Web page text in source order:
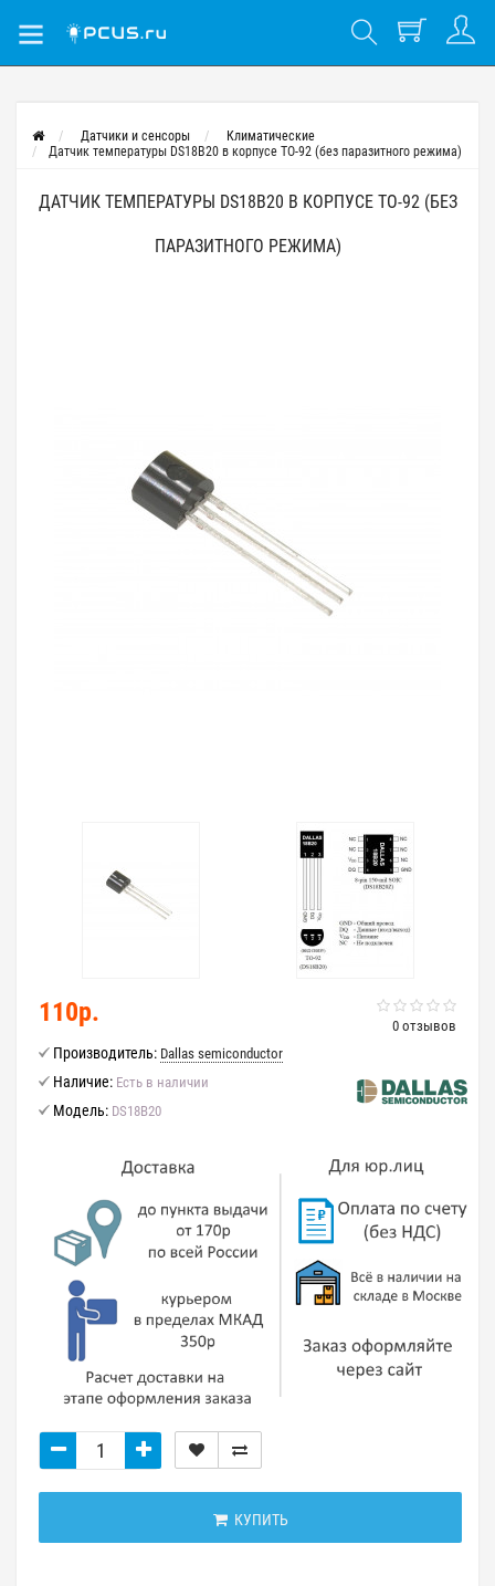
Датчики и сенсоры
Климатические
Датчик температуры DS18B20 в корпусе TO-92 (без паразитного режима)
ДАТЧИК ТЕМПЕРАТУРЫ DS18B20 В КОРПУСЕ TO-92 (БЕЗ
ПАРАЗИТНОГО РЕЖИМА)
0 отзывов
110р.
Производитель: Dallas semiconductor
Наличие: Есть в наличии
Модель: DS18B20
КУПИТЬ